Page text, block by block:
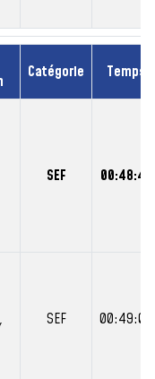
Catégorie Temps
SEF 00:48:46
SEF 00:49:00